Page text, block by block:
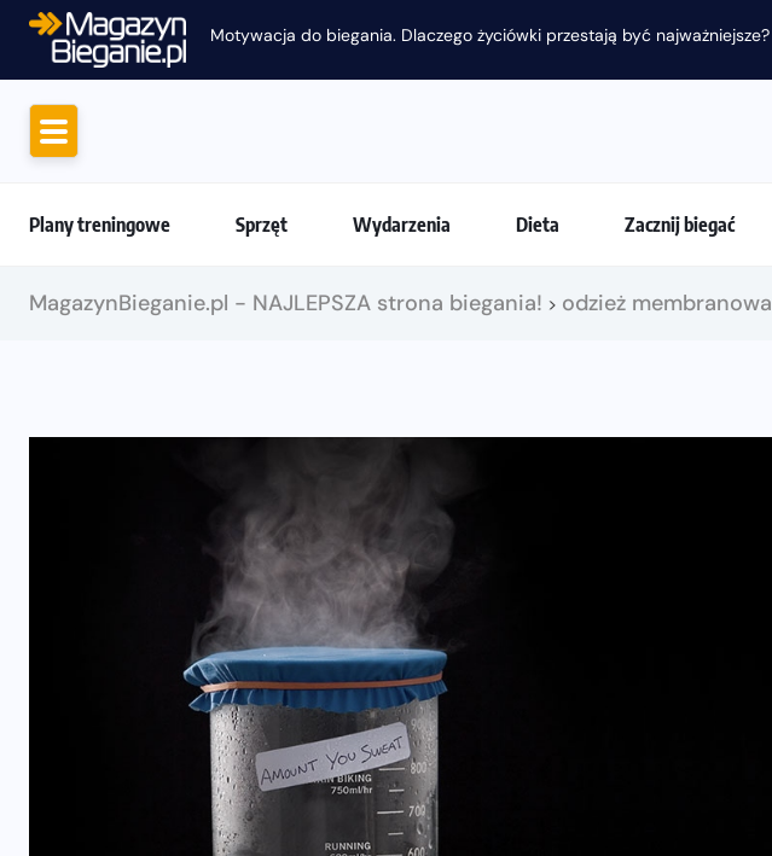
Motywacja do biegania. Dlaczego życiówki przestają być najważniejsze?
Plany treningowe Sprzęt Wydarzenia Dieta Zacznij biegać
MagazynBieganie.pl - NAJLEPSZA strona biegania! > odzież membranowa